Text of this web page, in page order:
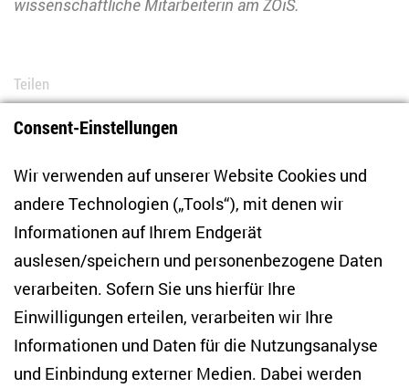
Teilen
BlueskyLinkedInFacebook
Zentrum für Osteuropa- und internationale
Studien
Anton-Wilhelm-Amo-Str. 60
10117 Berlin
Tel. +49 (30) 2005949-17
Consent-Einstellungen
Wir verwenden auf unserer Website Cookies und
andere Technologien („Tools“), mit denen wir
Informationen auf Ihrem Endgerät
auslesen/speichern und personenbezogene Daten
verarbeiten. Sofern Sie uns hierfür Ihre
Einwilligungen erteilen, verarbeiten wir Ihre
Informationen und Daten für die Nutzungsanalyse
und Einbindung externer Medien. Dabei werden